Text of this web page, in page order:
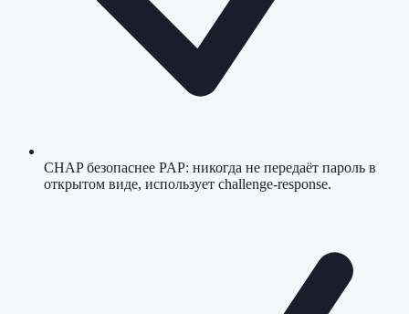
CHAP безопаснее PAP: никогда не передаёт пароль в
открытом виде, использует challenge-response.